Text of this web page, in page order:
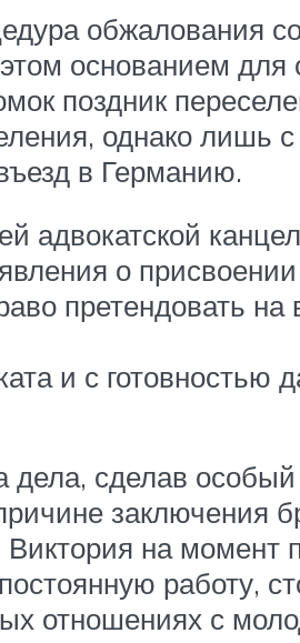
обжалования
основанием
поздник
однако лишь с
в Германию.
адвокатской
о
претендовать
и с готовностью
сделав
заключения
на момент
работу,
отношениях с